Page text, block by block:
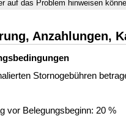
auf das Problem hinweisen
Anzahlungen,
Stornogebühren
vor Belegungsbeginn: 20 %